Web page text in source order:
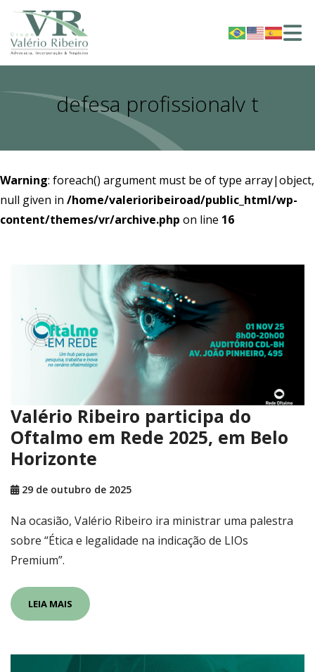
defesa profissionalv t
Warning: foreach() argument must be of type array|object,
null given in /home/valerioribeiroad/public_html/wp-
content/themes/vr/archive.php on line 16
Valério Ribeiro participa do
Oftalmo em Rede 2025, em Belo
Horizonte
29 de outubro de 2025
Na ocasião, Valério Ribeiro ira ministrar uma palestra
sobre “Ética e legalidade na indicação de LIOs
Premium”.
LEIA MAIS